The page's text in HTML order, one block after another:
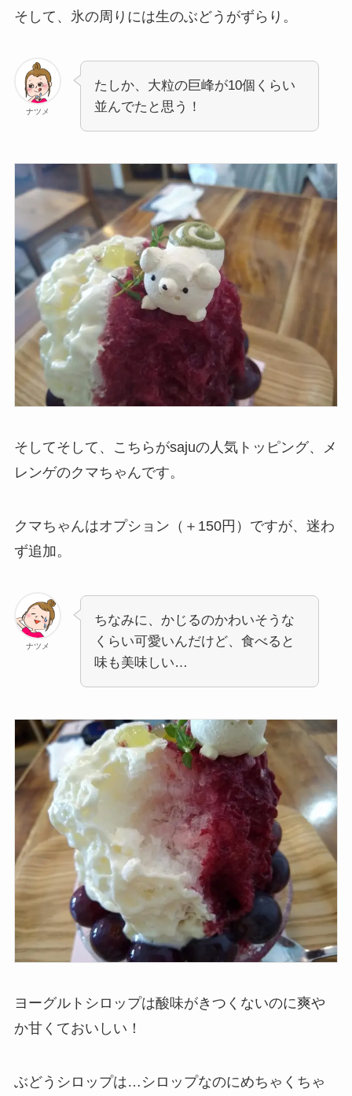
そして、氷の周りには生のぶどうがずらり。
ナツメ
たしか、大粒の巨峰が10個くらい
並んでたと思う！
そしてそして、こちらがsajuの人気トッピング、メ
レンゲのクマちゃんです。
クマちゃんはオプション（＋150円）ですが、迷わ
ず追加。
ナツメ
ちなみに、かじるのかわいそうな
くらい可愛いんだけど、食べると
味も美味しい…
ヨーグルトシロップは酸味がきつくないのに爽や
か甘くておいしい！
ぶどうシロップは…シロップなのにめちゃくちゃ